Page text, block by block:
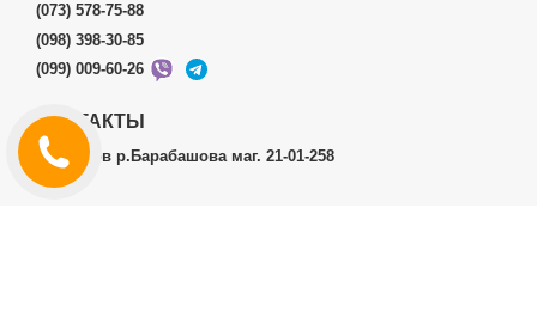
(073) 578-75-88
(098) 398-30-85
(099) 009-60-26
КОНТАКТЫ
г.Харьков р.Барабашова маг. 21-01-258